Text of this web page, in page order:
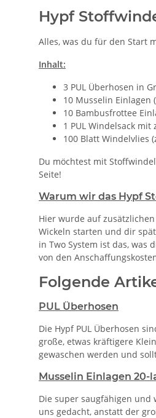
Hypf
Alles, was du für den Start
Inhalt:
3 PUL Überhosen in
10 Musselin Einlagen
10 Bambusfrottee
1 PUL Windelsack
100 Blatt Windelvlies
Du möchtest mit
Seite!
Warum wir das Hypf
Hier wurde auf
Wickeln starten und dir
in Two System ist das,
von den
Folgende
PUL Überhosen
Die Hypf PUL Überhosen
große, etwas kräftigere
gewaschen werden und
Musselin Einlagen 20-
Die super saugfähigen
uns gedacht, anstatt der